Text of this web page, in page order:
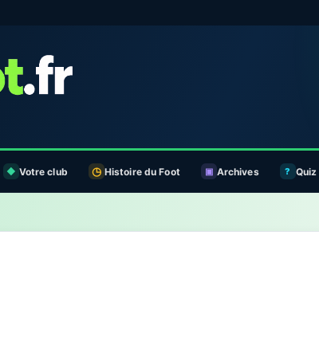
Votre club Histoire du Foot Archives Quiz